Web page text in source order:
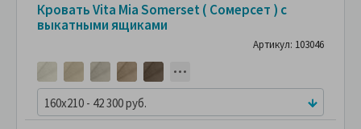
Кровать Vita Mia Somerset ( Сомерсет ) с
выкатными ящиками
Артикул: 103046
160x210 - 42 300 руб.